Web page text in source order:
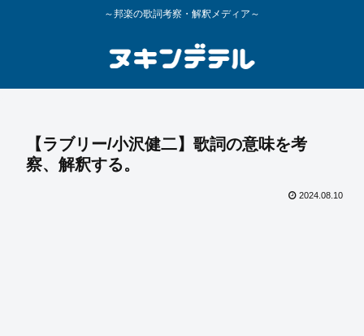
～邦楽の歌詞考察・解釈メディア～
【ラブリー/小沢健二】歌詞の意味を考
察、解釈する。
2024.08.10